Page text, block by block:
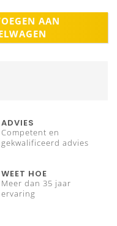
AAN
ADVIES
Competent en
gekwalificeerd advies
WEET HOE
Meer dan 35 jaar
ervaring